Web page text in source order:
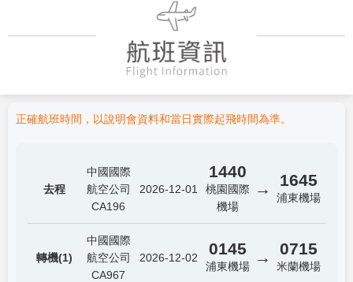
正確航班時間，以說明會資料和當日實際起飛時間為準。
去程
中國國際
航空公司
CA196
2026-12-01
1440
桃園國際
機場
→ 1645
浦東機場
轉機(1)
中國國際
航空公司
CA967
2026-12-02 0145
浦東機場 → 0715
米蘭機場